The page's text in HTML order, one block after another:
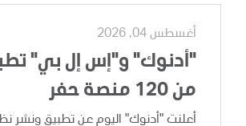
أغسطس 04, 2026
"أدنوك" و"إس إل بي"
من 120 منصة حفر